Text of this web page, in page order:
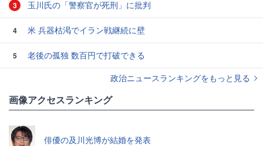
3 玉川氏の「警察官が死刑」に批判
4 米 兵器枯渇でイラン戦継続に壁
5
老後の孤独 数百円で打破できる
政治ニュースランキングをもっと見る
画像アクセスランキング
俳優の及川光博が結婚を発表